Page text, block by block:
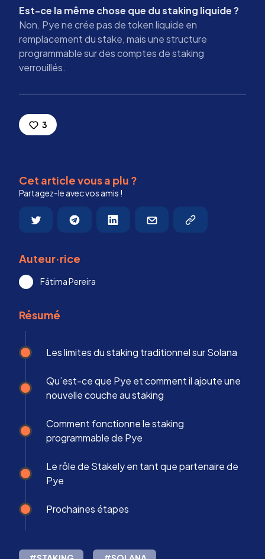
Est-ce la même chose que du staking liquide ?
Non. Pye ne crée pas de token liquide en
remplacement du stake, mais une structure
programmable sur des comptes de staking
verrouillés.
3
Cet article vous a plu ?
Partagez-le avec vos amis !
Auteur·rice
Fátima Pereira
Résumé
Les limites du staking traditionnel sur Solana
Qu’est-ce que Pye et comment il ajoute une
nouvelle couche au staking
Comment fonctionne le staking
programmable de Pye
Le rôle de Stakely en tant que partenaire de
Pye
Prochaines étapes